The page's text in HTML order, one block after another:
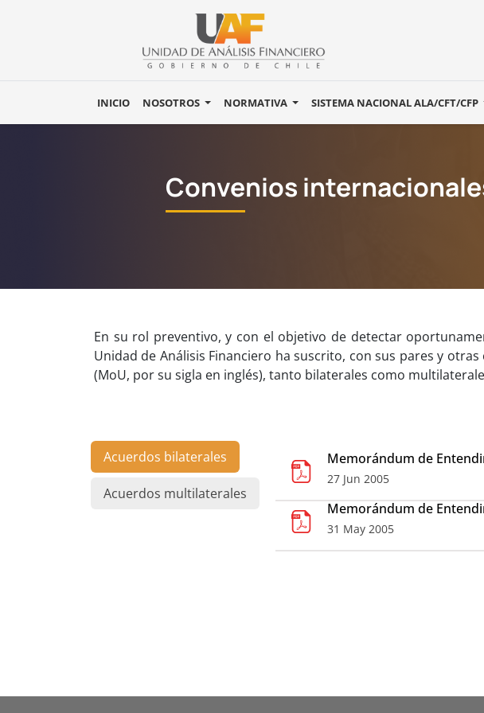
INICIO NOSOTROS NORMATIVA SISTEMA NACIONAL ALA/CFT/CFP
Convenios
En su rol preventivo, y con el objetivo de detectar
Unidad de Análisis Financiero ha suscrito, con sus pares y
(MoU, por su sigla en inglés), tanto bilaterales como
Acuerdos bilaterales
Acuerdos multilaterales
Memorándum de
27 Jun 2005
Memorándum de
31 May 2005